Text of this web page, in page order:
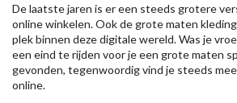
De laatste jaren is er een steeds grotere
online winkelen. Ook de grote maten
plek binnen deze digitale wereld. Was je
een eind te rijden voor je een grote maten
gevonden, tegenwoordig vind je steeds
online.